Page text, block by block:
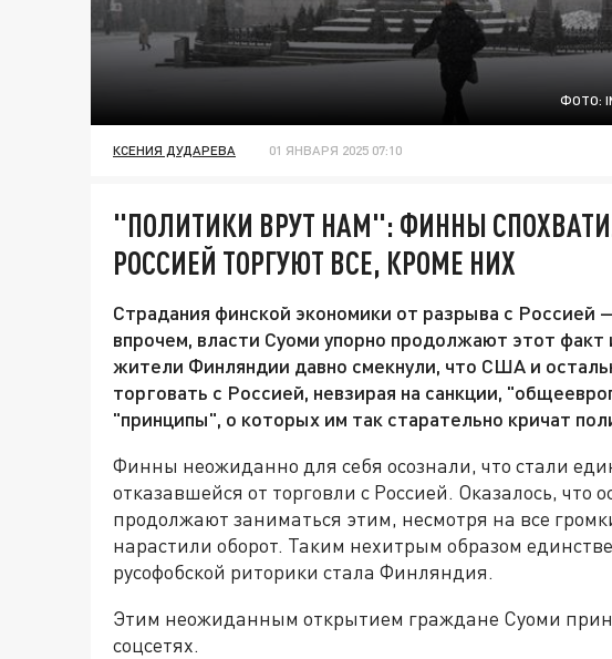
ФОТО:
КСЕНИЯ ДУДАРЕВА 01 ЯНВАРЯ 2025 07:10
"ПОЛИТИКИ ВРУТ НАМ": ФИННЫ
РОССИЕЙ ТОРГУЮТ ВСЕ, КРОМЕ НИХ
Страдания финской экономики от разрыва с
впрочем, власти Суоми упорно продолжают этот
жители Финляндии давно смекнули, что США и
торговать с Россией, невзирая на санкции,
"принципы", о которых им так старательно кричат
Финны неожиданно для себя осознали, что стали
отказавшейся от торговли с Россией. Оказалось, что
продолжают заниматься этим, несмотря на все
нарастили оборот. Таким нехитрым образом
русофобской риторики стала Финляндия.
Этим неожиданным открытием граждане Суоми
соцсетях.